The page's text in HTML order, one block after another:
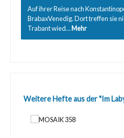
Auf ihrer Reise nach
BrabaxVenedig. Dort treffen sie
Trabant wied…Mehr
Produktgalerie überspringen
Weitere Hefte aus der "Im